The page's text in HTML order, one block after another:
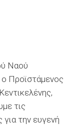
Ναού
ο Προϊστάμενος
τις
για την ευγενή